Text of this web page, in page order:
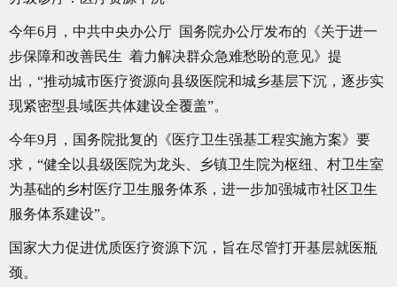
今年6月，中共中央办公厅 国务院办公厅发布的《关于进一
步保障和改善民生 着力解决群众急难愁盼的意见》提
出，“推动城市医疗资源向县级医院和城乡基层下沉，逐步实
现紧密型县域医共体建设全覆盖”。
今年9月，国务院批复的《医疗卫生强基工程实施方案》要
求，“健全以县级医院为龙头、乡镇卫生院为枢纽、村卫生室
为基础的乡村医疗卫生服务体系，进一步加强城市社区卫生
服务体系建设”。
国家大力促进优质医疗资源下沉，旨在尽管打开基层就医瓶
颈。